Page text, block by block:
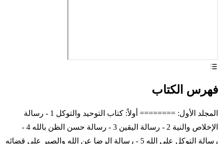
فهرس الكتاب
المجلد الأول: ======== أولاً: كتاب التوحيد والتوكل 1 - رسالة
الإخلاص والنية 2 - رسالة اليقين 3 - رسالة حسن الظن بالله 4 -
رسالة التوكل على الله 5 - رسالة الرضا عن الله والصبر على قضائه